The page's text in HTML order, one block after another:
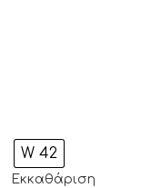
W 42
Εκκαθάριση